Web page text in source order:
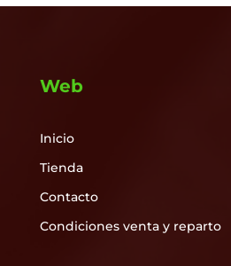
Web
Inicio
Tienda
Contacto
Condiciones venta y reparto